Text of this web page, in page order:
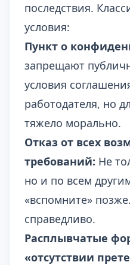
последствия.
условия:
Пункт о
запрещают
условия
работодателя, но
тяжело морально.
Отказ от всех
требований: Не
но и по всем
«вспомните»
справедливо.
Расплывчатые
«отсутствии